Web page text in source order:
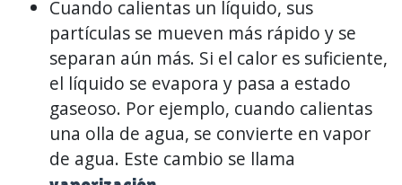
Cuando calientas un líquido, sus
partículas se mueven más rápido y se
separan aún más. Si el calor es suficiente,
el líquido se evapora y pasa a estado
gaseoso. Por ejemplo, cuando calientas
una olla de agua, se convierte en vapor
de agua. Este cambio se llama